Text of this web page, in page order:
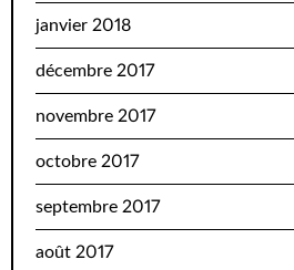
janvier 2018
décembre 2017
novembre 2017
octobre 2017
septembre 2017
août 2017